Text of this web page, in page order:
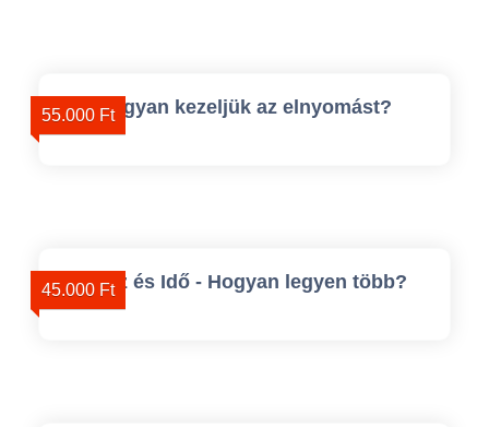
55.000 FtHogyan kezeljük az elnyomást?
45.000 FtPénz és Idő - Hogyan legyen több?